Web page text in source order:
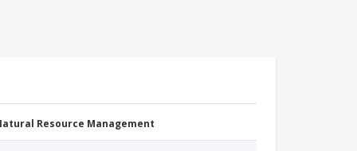
Resource Management